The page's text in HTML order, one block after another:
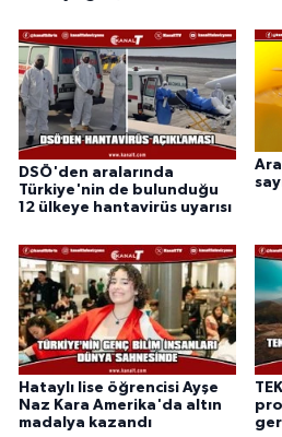
DSÖ'den aralarında
Türkiye'nin de bulunduğu
12 ülkeye hantavirüs uyarısı
Hataylı lise öğrencisi Ayşe
Naz Kara Amerika'da altın
madalya kazandı